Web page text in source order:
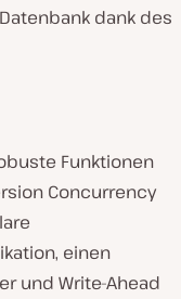
dank des
Funktionen
Concurrency
einen
und Write-Ahead